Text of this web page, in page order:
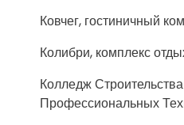
Ковчег, гостиничный
Колибри, комплекс
Колледж
Профессиональных